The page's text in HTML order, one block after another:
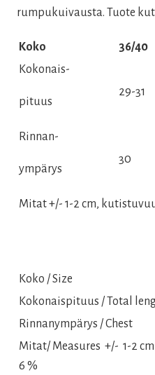
rumpukuivausta. Tuote
Koko 36/40
Kokonais-
pituus
29-31
Rinnan-
ympärys
30
Mitat +/- 1-2 cm,
Koko / Size
Kokonaispituus / Total
Rinnanympärys / Chest
Mitat/ Measures +/- 1-2
6 %